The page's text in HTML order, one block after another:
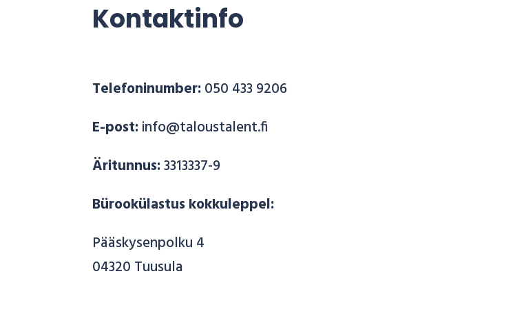
Kontaktinfo
Telefoninumber: 050 433 9206
E-post: info@taloustalent.fi
Äritunnus:3313337-9
Bürookülastus kokkuleppel:
Pääskysenpolku 4
04320 Tuusula